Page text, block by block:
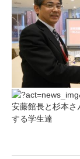
安藤館長
する学生達